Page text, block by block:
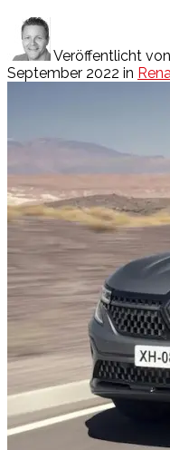
Veröffentlicht von
September 2022 in